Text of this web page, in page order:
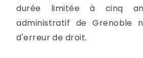
durée limitée à cinq
administratif de Grenoble
d'erreur de droit.